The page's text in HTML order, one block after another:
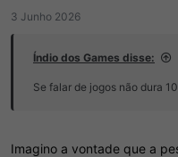
3 Junho 2026
Índio dos Games disse:
Se falar de jogos não dura
Imagino a vontade que a